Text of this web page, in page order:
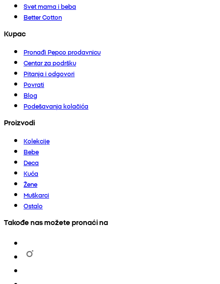
Svet mama i beba
Better Cotton
Kupac
Pronađi Pepco prodavnicu
Centar za podršku
Pitanja i odgovori
Povrati
Blog
Podešavanja kolačića
Proizvodi
Kolekcije
Bebe
Deca
Kuća
Žene
Muškarci
Ostalo
Takođe nas možete pronaći na